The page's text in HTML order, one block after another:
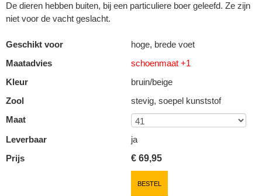
De dieren hebben buiten, bij een particuliere boer geleefd. Ze zijn
niet voor de vacht geslacht.
Geschikt voor
hoge, brede voet
Maatadvies
schoenmaat +1
Kleur
bruin/beige
Zool
stevig, soepel kunststof
Maat
Leverbaar
ja
Prijs
€ 69,95
BESTEL